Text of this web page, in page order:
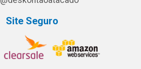
Site Seguro